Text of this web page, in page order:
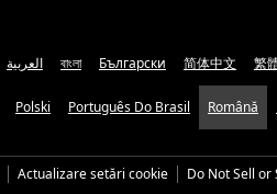
العربية বাংলা Български 简体中文 繁
Polski Português Do Brasil Română
Actualizare setări cookie Do Not Sell